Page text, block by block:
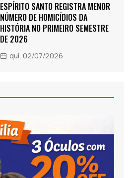
ESPÍRITO SANTO REGISTRA MENOR
NÚMERO DE HOMICÍDIOS DA
HISTÓRIA NO PRIMEIRO SEMESTRE
DE 2026
qui, 02/07/2026